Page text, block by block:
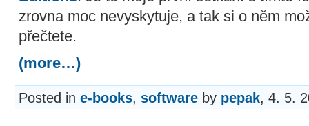
zrovna moc nevyskytuje, a tak si o něm
přečtete.
(more…)
Posted in e-books, software by pepak, 4. 5.